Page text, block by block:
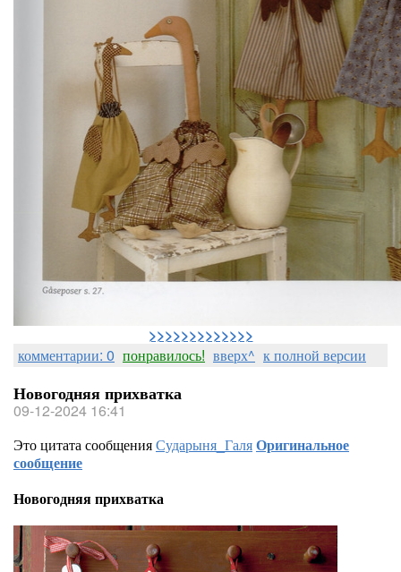
>>>>>>>>>>>>>
комментарии: 0 понравилось! вверх^ к полной версии
Новогодняя прихватка
09-12-2024 16:41
Это цитата сообщенияСударыня_ГаляОригинальное
сообщение
Новогодняя прихватка